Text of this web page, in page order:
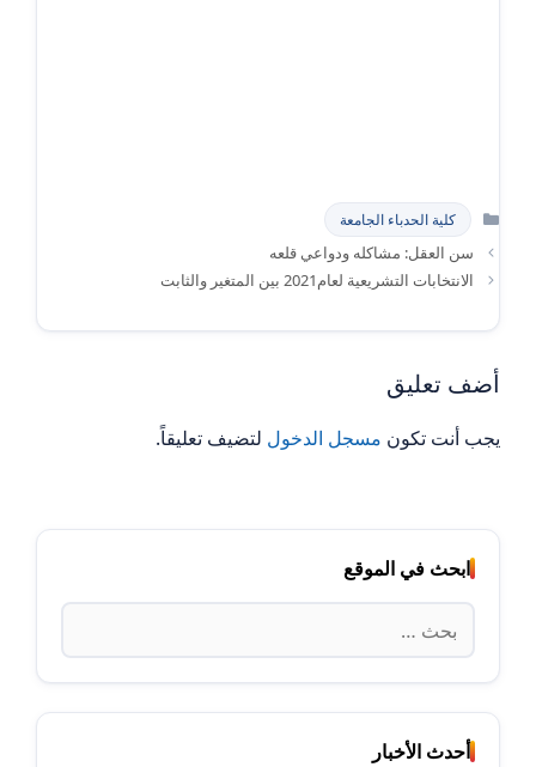
التصنيفات
كلية الحدباء الجامعة
سن العقل: مشاكله ودواعي قلعه
الانتخابات التشريعية لعام2021 بين المتغير والثابت
أضف تعليق
يجب أنت تكون مسجل الدخول لتضيف تعليقاً.
ابحث في الموقع
البحث
عن:
أحدث الأخبار